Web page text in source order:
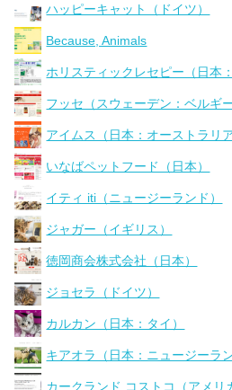
ハッピーキャット（ドイツ）
Because, Animals
ホリスティックレセピー（日本
フッセ（スウェーデン：ベルギー
アイムス（日本：オーストラリア
いなばペットフード（日本）
イティ iti（ニュージーランド）
ジャガー（イギリス）
徳岡商会株式会社（日本）
ジョセラ（ドイツ）
カルカン（日本：タイ）
キアオラ（日本：ニュージーラン
カークランド コストコ（アメリ